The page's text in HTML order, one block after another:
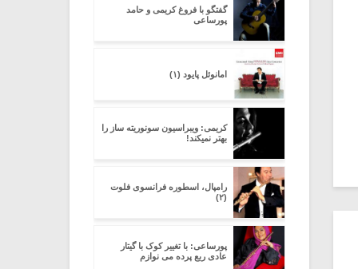
گفتگو با فروغ کریمی و حامد
پورساعی
امانوئل پایود (۱)
کریمی: ویبراسیون سونوریته ساز را
بهتر نمیکند!
رامپال، اسطوره فرانسوی فلوت
(۲)
پورساعی: با تغییر کوک با گیتار
عادی ربع پرده می نوازم